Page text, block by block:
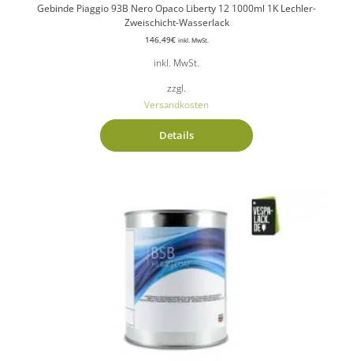
Gebinde Piaggio 93B Nero Opaco Liberty 12 1000ml 1K Lechler-
Zweischicht-Wasserlack
146,49€ inkl. MwSt.
inkl. MwSt.
zzgl.
Versandkosten
Details